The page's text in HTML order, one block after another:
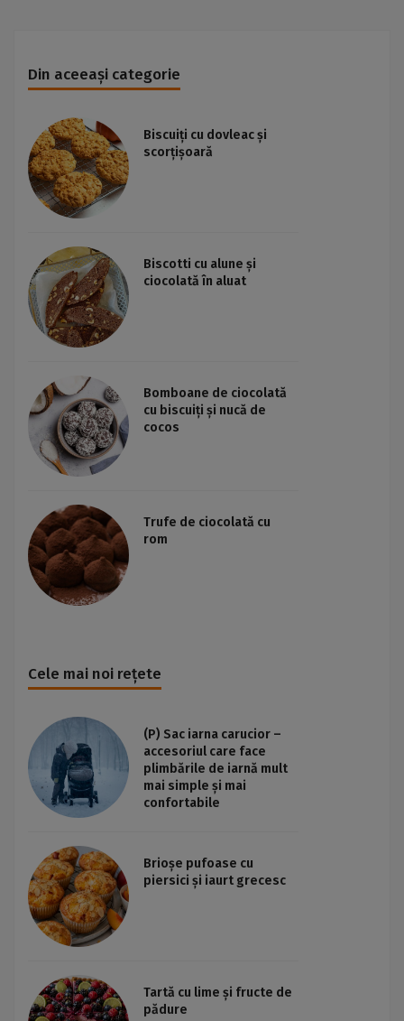
Din aceeași categorie
Biscuiți cu dovleac și
scorțișoară
Biscotti cu alune și
ciocolată în aluat
Bomboane de ciocolată
cu biscuiți și nucă de
cocos
Trufe de ciocolată cu
rom
Cele mai noi rețete
(P) Sac iarna carucior –
accesoriul care face
plimbările de iarnă mult
mai simple și mai
confortabile
Brioșe pufoase cu
piersici și iaurt grecesc
Tartă cu lime și fructe de
pădure